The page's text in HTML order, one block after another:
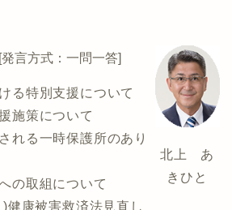
言方式：一問一答]
る特別支援について
施策について
る一時保護所のあり
の取組について
康被害救済法見直し
北上 あ
きひと